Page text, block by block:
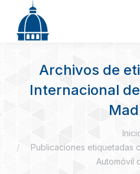
Archivos de
Internacional
Publicaciones etiquetadas
Automóvil